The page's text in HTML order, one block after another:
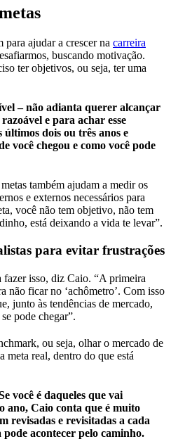
para ajudar a crescer na carreira
buscando motivação.
ter objetivos, ou seja, ter uma
– não adianta querer alcançar
e para achar esse
dois ou três anos e
você chegou e como você pode
também ajudam a medir os
e externos necessários para
você não tem objetivo, não tem
está deixando a vida te levar”.
para evitar frustrações
fazer isso, diz Caio. “A primeira
não ficar no ‘achômetro’. Com isso
junto às tendências de mercado,
pode chegar”.
ou seja, olhar o mercado de
meta real, dentro do que está
você é daqueles que vai
ano, Caio conta que é muito
revisadas e revisitadas a cada
pode acontecer pelo caminho.